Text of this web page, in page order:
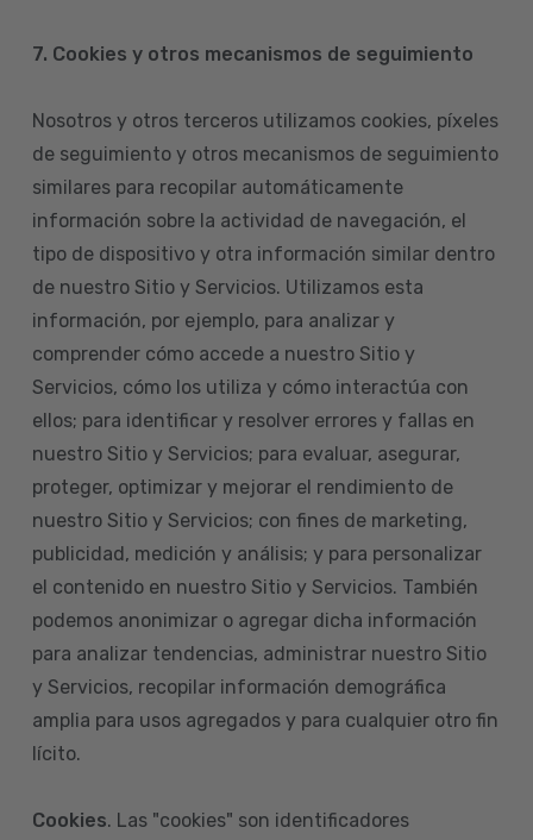
7. Cookies y otros mecanismos de seguimiento
Nosotros y otros terceros utilizamos cookies, píxeles
de seguimiento y otros mecanismos de seguimiento
similares para recopilar automáticamente
información sobre la actividad de navegación, el
tipo de dispositivo y otra información similar dentro
de nuestro Sitio y Servicios. Utilizamos esta
información, por ejemplo, para analizar y
comprender cómo accede a nuestro Sitio y
Servicios, cómo los utiliza y cómo interactúa con
ellos; para identificar y resolver errores y fallas en
nuestro Sitio y Servicios; para evaluar, asegurar,
proteger, optimizar y mejorar el rendimiento de
nuestro Sitio y Servicios; con fines de marketing,
publicidad, medición y análisis; y para personalizar
el contenido en nuestro Sitio y Servicios. También
podemos anonimizar o agregar dicha información
para analizar tendencias, administrar nuestro Sitio
y Servicios, recopilar información demográfica
amplia para usos agregados y para cualquier otro fin
lícito.
Cookies. Las "cookies" son identificadores